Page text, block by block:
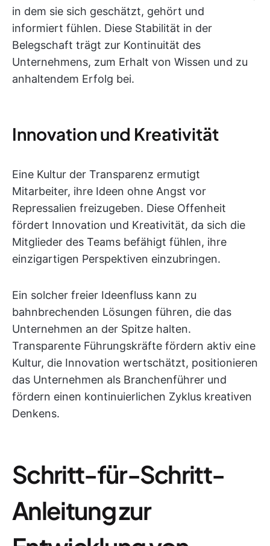
in dem sie sich geschätzt, gehört und
informiert fühlen. Diese Stabilität in der
Belegschaft trägt zur Kontinuität des
Unternehmens, zum Erhalt von Wissen und zu
anhaltendem Erfolg bei.
Innovation und Kreativität
Eine Kultur der Transparenz ermutigt
Mitarbeiter, ihre Ideen ohne Angst vor
Repressalien freizugeben. Diese Offenheit
fördert Innovation und Kreativität, da sich die
Mitglieder des Teams befähigt fühlen, ihre
einzigartigen Perspektiven einzubringen.
Ein solcher freier Ideenfluss kann zu
bahnbrechenden Lösungen führen, die das
Unternehmen an der Spitze halten.
Transparente Führungskräfte fördern aktiv eine
Kultur, die Innovation wertschätzt, positionieren
das Unternehmen als Branchenführer und
fördern einen kontinuierlichen Zyklus kreativen
Denkens.
Schritt-für-Schritt-
Anleitung zur